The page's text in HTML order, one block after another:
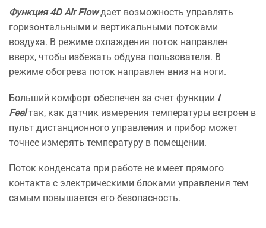
Функция 4D Air Flowдает возможность управлять
горизонтальными и вертикальными потоками
воздуха. В режиме охлаждения поток направлен
вверх, чтобы избежать обдува пользователя. В
режиме обогрева поток направлен вниз на ноги.
Больший комфорт обеспечен за счет функции I
Feelтак, как датчик измерения температуры встроен в
пульт дистанционного управления и прибор может
точнее измерять температуру в помещении.
Поток конденсата при работе не имеет прямого
контакта с электрическими блоками управления тем
самым повышается его безопасность.